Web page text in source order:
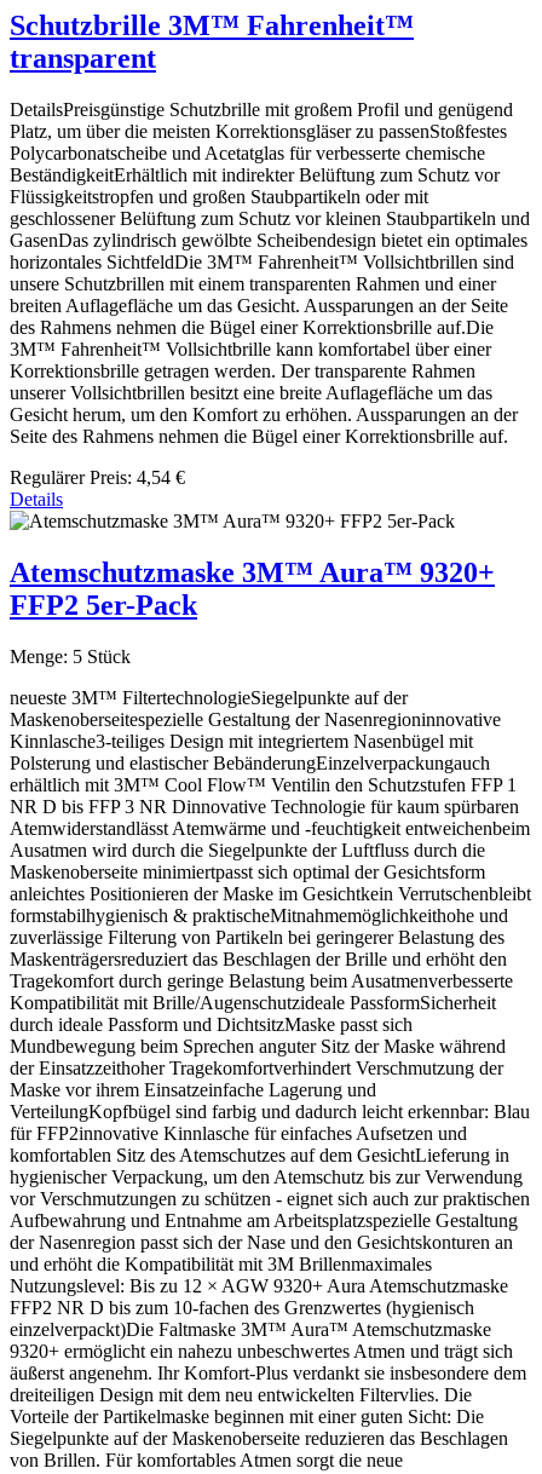
Schutzbrille 3M™ Fahrenheit™
transparent
DetailsPreisgünstige Schutzbrille mit großem Profil und genügend
Platz, um über die meisten Korrektionsgläser zu passenStoßfestes
Polycarbonatscheibe und Acetatglas für verbesserte chemische
BeständigkeitErhältlich mit indirekter Belüftung zum Schutz vor
Flüssigkeitstropfen und großen Staubpartikeln oder mit
geschlossener Belüftung zum Schutz vor kleinen Staubpartikeln und
GasenDas zylindrisch gewölbte Scheibendesign bietet ein optimales
horizontales SichtfeldDie 3M™ Fahrenheit™ Vollsichtbrillen sind
unsere Schutzbrillen mit einem transparenten Rahmen und einer
breiten Auflagefläche um das Gesicht. Aussparungen an der Seite
des Rahmens nehmen die Bügel einer Korrektionsbrille auf.Die
3M™ Fahrenheit™ Vollsichtbrille kann komfortabel über einer
Korrektionsbrille getragen werden. Der transparente Rahmen
unserer Vollsichtbrillen besitzt eine breite Auflagefläche um das
Gesicht herum, um den Komfort zu erhöhen. Aussparungen an der
Seite des Rahmens nehmen die Bügel einer Korrektionsbrille auf.
Regulärer Preis: 4,54 €
Details
Atemschutzmaske 3M™ Aura™ 9320+
FFP2 5er-Pack
Menge: 5 Stück
neueste 3M™ FiltertechnologieSiegelpunkte auf der
Maskenoberseitespezielle Gestaltung der Nasenregioninnovative
Kinnlasche3-teiliges Design mit integriertem Nasenbügel mit
Polsterung und elastischer BebänderungEinzelverpackungauch
erhältlich mit 3M™ Cool Flow™ Ventilin den Schutzstufen FFP 1
NR D bis FFP 3 NR Dinnovative Technologie für kaum spürbaren
Atemwiderstandlässt Atemwärme und -feuchtigkeit entweichenbeim
Ausatmen wird durch die Siegelpunkte der Luftfluss durch die
Maskenoberseite minimiertpasst sich optimal der Gesichtsform
anleichtes Positionieren der Maske im Gesichtkein Verrutschenbleibt
formstabilhygienisch & praktischeMitnahmemöglichkeithohe und
zuverlässige Filterung von Partikeln bei geringerer Belastung des
Maskenträgersreduziert das Beschlagen der Brille und erhöht den
Tragekomfort durch geringe Belastung beim Ausatmenverbesserte
Kompatibilität mit Brille/Augenschutzideale PassformSicherheit
durch ideale Passform und DichtsitzMaske passt sich
Mundbewegung beim Sprechen anguter Sitz der Maske während
der Einsatzzeithoher Tragekomfortverhindert Verschmutzung der
Maske vor ihrem Einsatzeinfache Lagerung und
VerteilungKopfbügel sind farbig und dadurch leicht erkennbar: Blau
für FFP2innovative Kinnlasche für einfaches Aufsetzen und
komfortablen Sitz des Atemschutzes auf dem GesichtLieferung in
hygienischer Verpackung, um den Atemschutz bis zur Verwendung
vor Verschmutzungen zu schützen - eignet sich auch zur praktischen
Aufbewahrung und Entnahme am Arbeitsplatzspezielle Gestaltung
der Nasenregion passt sich der Nase und den Gesichtskonturen an
und erhöht die Kompatibilität mit 3M Brillenmaximales
Nutzungslevel: Bis zu 12 × AGW 9320+ Aura Atemschutzmaske
FFP2 NR D bis zum 10-fachen des Grenzwertes (hygienisch
einzelverpackt)Die Faltmaske 3M™ Aura™ Atemschutzmaske
9320+ ermöglicht ein nahezu unbeschwertes Atmen und trägt sich
äußerst angenehm. Ihr Komfort-Plus verdankt sie insbesondere dem
dreiteiligen Design mit dem neu entwickelten Filtervlies. Die
Vorteile der Partikelmaske beginnen mit einer guten Sicht: Die
Siegelpunkte auf der Maskenoberseite reduzieren das Beschlagen
von Brillen. Für komfortables Atmen sorgt die neue